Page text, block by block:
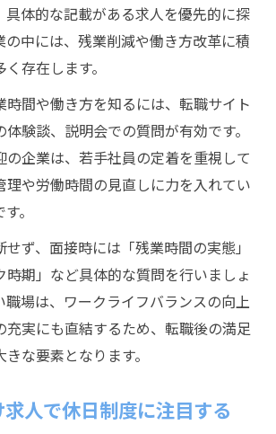
具体的な記載がある求人を優先的に探
の中には、残業削減や働き方改革に積
存在します。
時間や働き方を知るには、転職サイト
験談、説明会での質問が有効です。
の企業は、若手社員の定着を重視して
理や労働時間の見直しに力を入れてい
。
ず、面接時には「残業時間の実態」
時期」など具体的な質問を行いましょ
職場は、ワークライフバランスの向上
充実にも直結するため、転職後の満足
な要素となります。
人で休日制度に注目する